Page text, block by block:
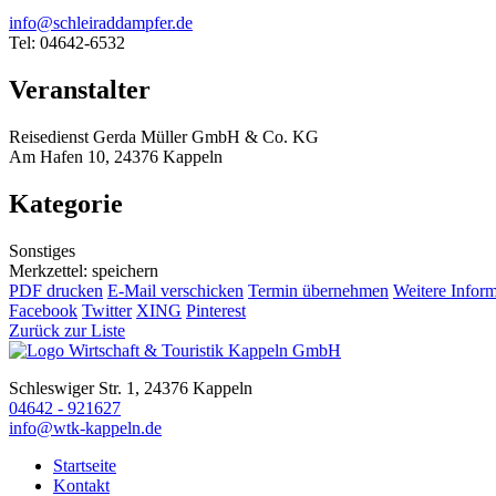
info@schleiraddampfer.de
Tel: 04642-6532
Veranstalter
Reisedienst Gerda Müller GmbH & Co. KG
Am Hafen 10, 24376 Kappeln
Kategorie
Sonstiges
Merkzettel: speichern
PDF drucken E-Mail verschicken Termin übernehmen Weitere
Facebook Twitter XING Pinterest
Zurück zur Liste
Schleswiger Str. 1, 24376 Kappeln
04642 - 921627
info@wtk-kappeln.de
Startseite
Kontakt